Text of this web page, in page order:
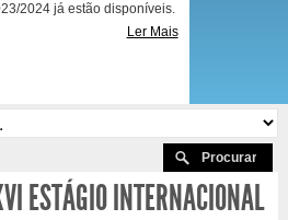
2024 já estão disponíveis.
Ler Mais
ESTÁGIO INTERNACIONAL